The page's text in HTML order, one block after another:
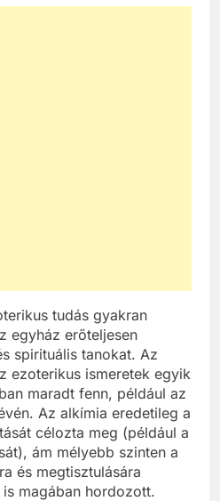
tudás gyakran
egyház erőteljesen
spirituális tanokat. Az
ezoterikus ismeretek egyik
maradt fenn, például az
Az alkímia eredetileg a
célozta meg (például a
ám mélyebb szinten a
és megtisztulására
magában hordozott.